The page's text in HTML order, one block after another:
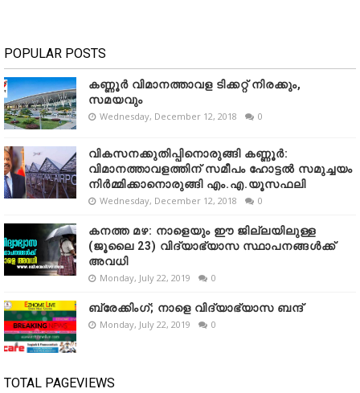
POPULAR POSTS
കണ്ണൂർ വിമാനത്താവള ടിക്കറ്റ് നിരക്കും,
സമയവും
Wednesday, December 12, 2018 0
വികസനക്കുതിപ്പിനൊരുങ്ങി കണ്ണൂർ:
വിമാനത്താവളത്തിന് സമീപം ഹോട്ടൽ സമുച്ചയം
നിർമ്മിക്കാനൊരുങ്ങി എം.എ.യൂസഫലി
Wednesday, December 12, 2018 0
കനത്ത മഴ: നാളെയും ഈ ജില്ലയിലുള്ള
(ജൂലൈ 23) വിദ്യാഭ്യാസ സ്ഥാപനങ്ങൾക്ക്
അവധി
Monday, July 22, 2019 0
ബ്രേക്കിംഗ്; നാളെ വിദ്യാഭ്യാസ ബന്ദ്
Monday, July 22, 2019 0
TOTAL PAGEVIEWS